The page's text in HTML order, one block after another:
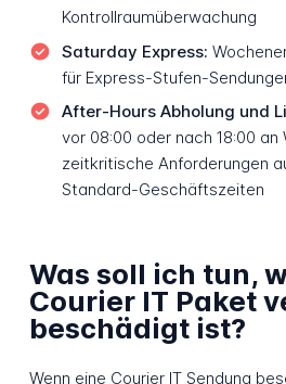
Kontrollraumüberwachung
Saturday Express:
für Express-Stufen-
After-Hours Abholung und
vor 08:00 oder nach 18:00
zeitkritische Anforderungen
Standard-Geschäftszeiten
Was soll ich tun,
Courier IT Paket
beschädigt ist?
Wenn eine Courier IT Sendung